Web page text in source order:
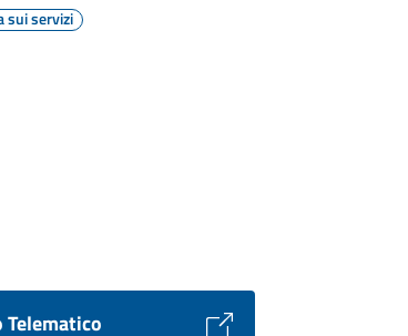
sui servizi